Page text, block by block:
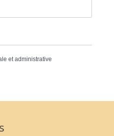
et administrative